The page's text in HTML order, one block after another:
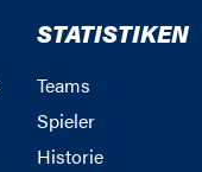
STATISTIKEN
Teams
Spieler
Historie